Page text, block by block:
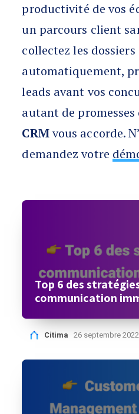
productivité de vos
un parcours client
collectez les
automatiquement,
leads avant vos
autant de
CRMvous accorde.
demandez votre
Top 6 des
communication
Citima 26 septembre 2022